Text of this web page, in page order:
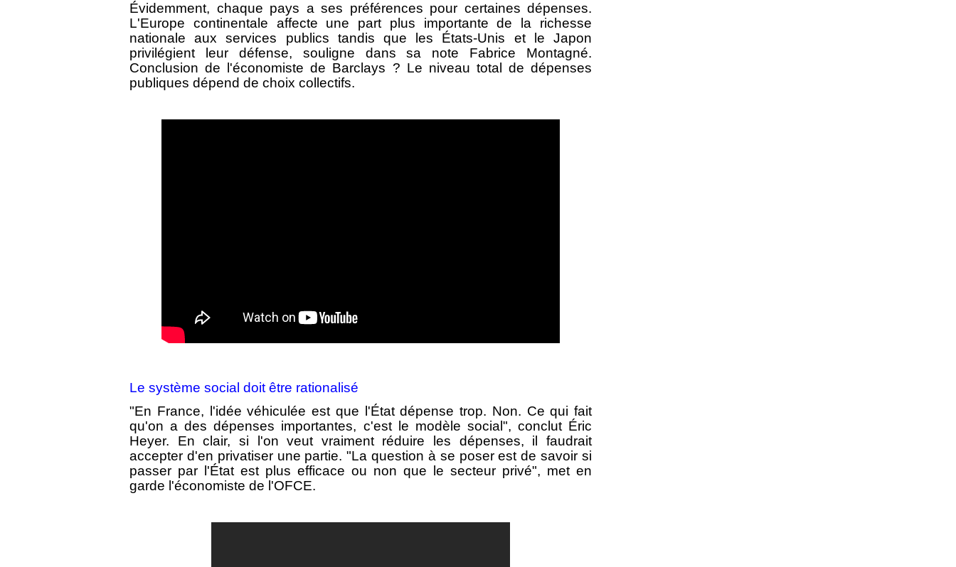
Évidemment, chaque pays a ses préférences pour certaines dépenses.
L'Europe continentale affecte une part plus importante de la richesse
nationale aux services publics tandis que les États-Unis et le Japon
privilégient leur défense, souligne dans sa note Fabrice Montagné.
Conclusion de l'économiste de Barclays ? Le niveau total de dépenses
publiques dépend de choix collectifs.
Le système social doit être rationalisé
"En France, l'idée véhiculée est que l'État dépense trop. Non. Ce qui fait
qu'on a des dépenses importantes, c'est le modèle social", conclut Éric
Heyer. En clair, si l'on veut vraiment réduire les dépenses, il faudrait
accepter d'en privatiser une partie. "La question à se poser est de savoir si
passer par l'État est plus efficace ou non que le secteur privé", met en
garde l'économiste de l'OFCE.